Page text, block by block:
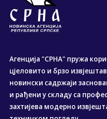
Агенција "СРНА" пружа
цјеловито и брзо
новински садржаји
и рађени у складу са
захтијева модерно